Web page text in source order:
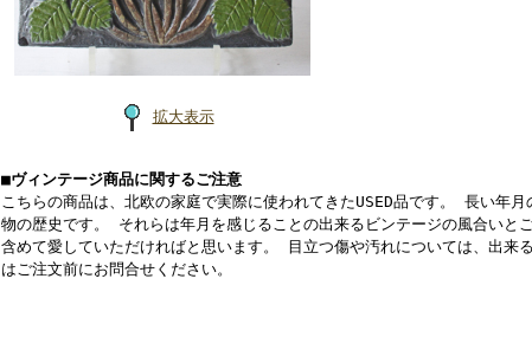
拡大表示
■ヴィンテージ商品に関するご注意
こちらの商品は、北欧の家庭で実際に使われてきたUSED品です。 長い年
物の歴史です。 それらは年月を感じることの出来るビンテージの風合いと
含めて愛していただければと思います。 目立つ傷や汚れについては、出来
はご注文前にお問合せください。